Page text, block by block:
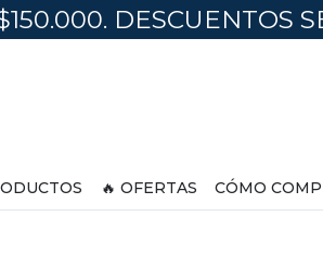
DESCUENTOS
🔥 OFERTAS CÓMO